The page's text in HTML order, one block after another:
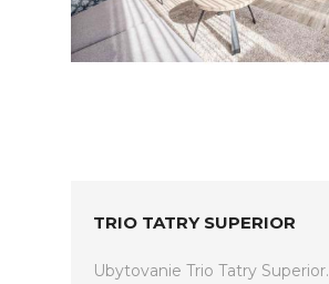
TRIO TATRY SUPERIOR
Ubytovanie Trio Tatry Superior.